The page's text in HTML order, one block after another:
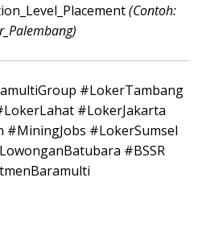
(Contoh:
#LokerTambang
#LokerJakarta
#MiningJobs #LokerSumsel
#BSSR